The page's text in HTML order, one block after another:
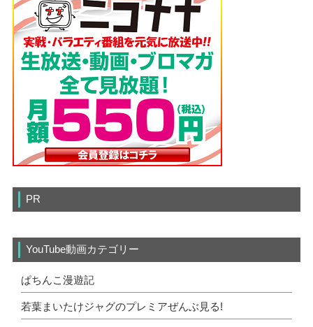
PR
YouTube動画カテゴリー
ぱちんこ漫遊記
若葉まいたけジャグのプレミアぜんぶ見る!